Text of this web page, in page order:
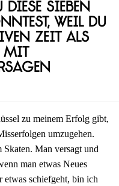
sieben
weil du
Zeit als
mit
zu meinem Erfolg gibt,
umzugehen.
Man versagt und
man etwas Neues
schiefgeht, bin ich